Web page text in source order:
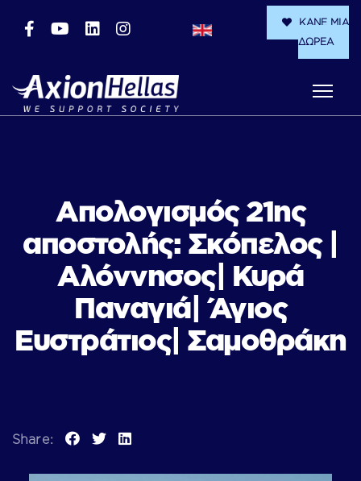
ΚΑΝΕ ΜΙΑ
ΔΩΡΕΑ
Απολογισμός 21ης
αποστολής: Σκόπελος |
Αλόννησος| Κυρά
Παναγιά| Άγιος
Ευστράτιος| Σαμοθράκη
Share: